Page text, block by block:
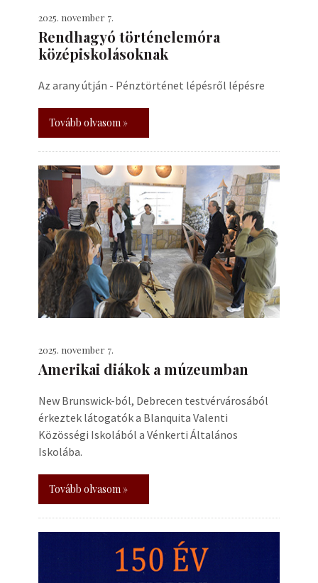
2025. november 7.
Rendhagyó történelemóra
középiskolásoknak
Az arany útján - Pénztörténet lépésről lépésre
Tovább olvasom »
2025. november 7.
Amerikai diákok a múzeumban
New Brunswick-ból, Debrecen testvérvárosából
érkeztek látogatók a Blanquita Valenti
Közösségi Iskolából a Vénkerti Általános
Iskolába.
Tovább olvasom »